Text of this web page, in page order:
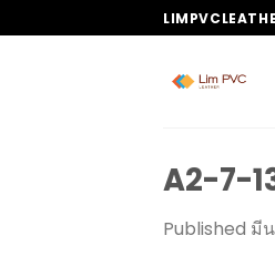
A2-7-
Published มี